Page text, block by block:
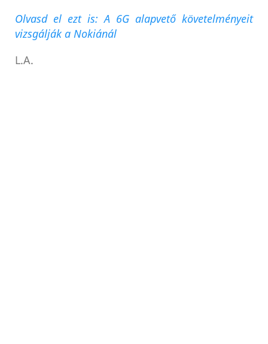
Olvasd el ezt is: A 6G alapvető követelményeit
vizsgálják a Nokiánál
L.A.